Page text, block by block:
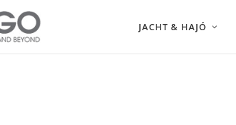
JACHT & HAJÓ